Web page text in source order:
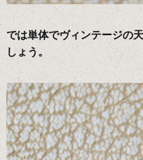
では単体でヴィンテージの
しょう。